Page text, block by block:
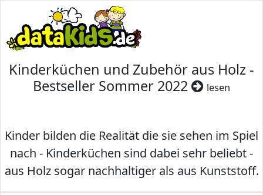
Kinderküchen und Zubehör aus Holz -
Bestseller Sommer 2022
lesen
Kinder bilden die Realität die sie sehen im Spiel
nach - Kinderküchen sind dabei sehr beliebt -
aus Holz sogar nachhaltiger als aus Kunststoff.